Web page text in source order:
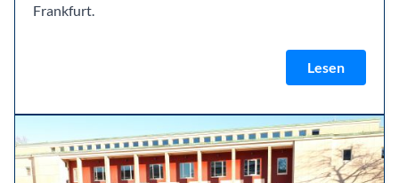
Frankfurt.
Lesen